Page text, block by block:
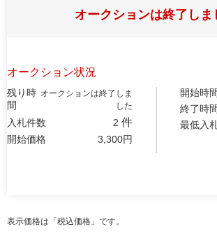
オークションは終了しま
オークション状況
残り時
間
オークションは終了しま
した
入札件数 2 件
開始価格 3,300円
開始時間
終了時間
最低入
表示価格は「税込価格」です。